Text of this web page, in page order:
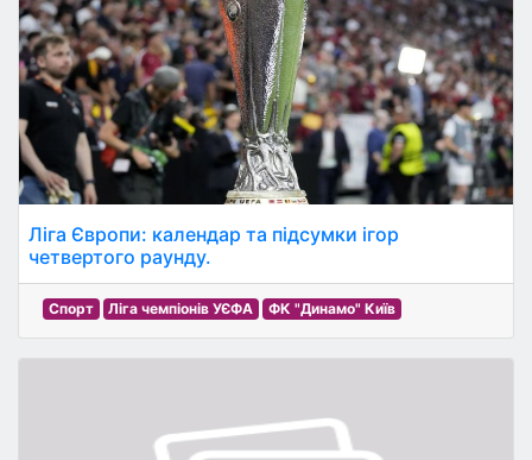
Ліга Європи: календар та підсумки ігор
четвертого раунду.
Спорт Ліга чемпіонів УЄФА ФК "Динамо" Київ